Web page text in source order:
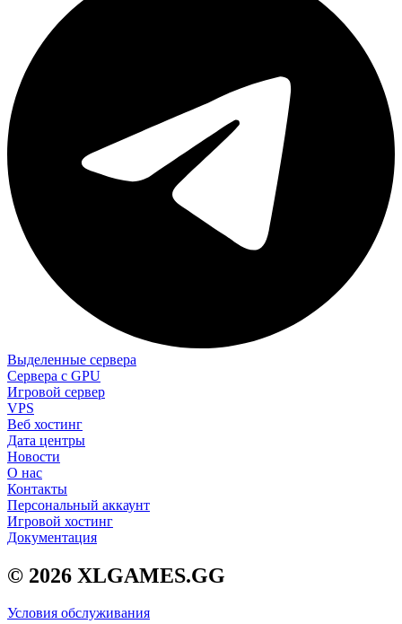
Выделенные сервера
Сервера с GPU
Игровой сервер
VPS
Веб хостинг
Дата центры
Новости
О нас
Контакты
Персональный аккаунт
Игровой хостинг
Документация
© 2026 XLGAMES.GG
Условия обслуживания